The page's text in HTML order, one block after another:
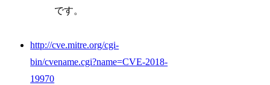
です。
http://cve.mitre.org/cgi-
bin/cvename.cgi?name=CVE-2018-
19970